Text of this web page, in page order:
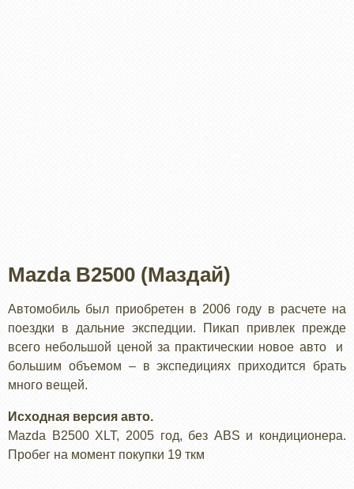
Mazda B2500 (Маздай)
Автомобиль был приобретен в 2006 году в расчете на
поездки в дальние экспедции. Пикап привлек прежде
всего небольшой ценой за практическии новое авто и
большим объемом – в экспедициях приходится брать
много вещей.
Исходная версия авто.
Mazda B2500 XLT, 2005 год, без ABS и кондиционера.
Пробег на момент покупки 19 ткм